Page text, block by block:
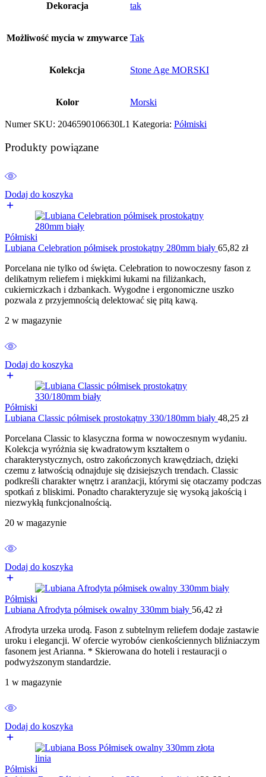
Dekoracja tak
Możliwość mycia w zmywarce Tak
Kolekcja Stone Age MORSKI
Kolor Morski
Numer SKU: 2046590106630L1 Kategoria: Półmiski
Produkty powiązane
Dodaj do koszyka
Półmiski
Lubiana Celebration półmisek prostokątny 280mm biały 65,82 zł
Porcelana nie tylko od święta. Celebration to nowoczesny fason z
delikatnym reliefem i miękkimi łukami na filiżankach,
cukierniczkach i dzbankach. Wygodne i ergonomiczne uszko
pozwala z przyjemnością delektować się pitą kawą.
2 w magazynie
Dodaj do koszyka
Półmiski
Lubiana Classic półmisek prostokątny 330/180mm biały 48,25 zł
Porcelana Classic to klasyczna forma w nowoczesnym wydaniu.
Kolekcja wyróżnia się kwadratowym kształtem o
charakterystycznych, ostro zakończonych krawędziach, dzięki
czemu z łatwością odnajduje się dzisiejszych trendach. Classic
podkreśli charakter wnętrz i aranżacji, którymi się otaczamy podczas
spotkań z bliskimi. Ponadto charakteryzuje się wysoką jakością i
niezwykłą funkcjonalnością.
20 w magazynie
Dodaj do koszyka
Półmiski
Lubiana Afrodyta półmisek owalny 330mm biały 56,42 zł
Afrodyta urzeka urodą. Fason z subtelnym reliefem dodaje zastawie
uroku i elegancji. W ofercie wyrobów cienkościennych bliźniaczym
fasonem jest Arianna. * Skierowana do hoteli i restauracji o
podwyższonym standardzie.
1 w magazynie
Dodaj do koszyka
Półmiski